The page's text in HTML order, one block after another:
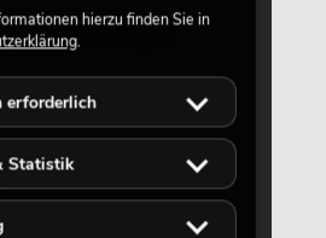
Artikel
hierzu finden Sie in
.
erforderlich
Statistik